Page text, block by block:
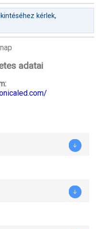
kérlek,
adatai